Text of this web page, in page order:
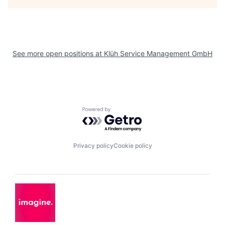
See more open positions at Klüh Service Management GmbH
Powered by Getro.com
Privacy policyCookie policy